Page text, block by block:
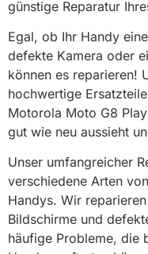
günstige Reparatur
Egal, ob Ihr Handy
defekte Kamera oder
können es reparieren!
hochwertige
Motorola Moto G8
gut wie neu aussieht
Unser umfangreicher
verschiedene Arten
Handys. Wir
Bildschirme und
häufige Probleme, die